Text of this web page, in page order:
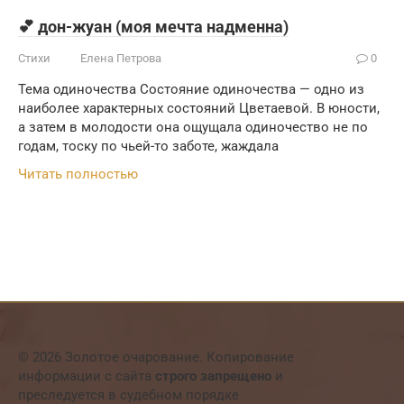
💕 дон-жуан (моя мечта надменна)
Стихи Елена Петрова 0
Тема одиночества Состояние одиночества — одно из
наиболее характерных состояний Цветаевой. В юности,
а затем в молодости она ощущала одиночество не по
годам, тоску по чьей-то заботе, жаждала
Читать полностью
© 2026 Золотое очарование. Копирование
информации с сайта строго запрещено и
преследуется в судебном порядке